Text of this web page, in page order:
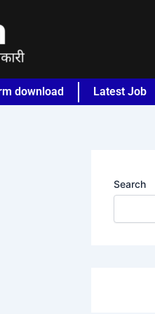
download Latest Job
Search